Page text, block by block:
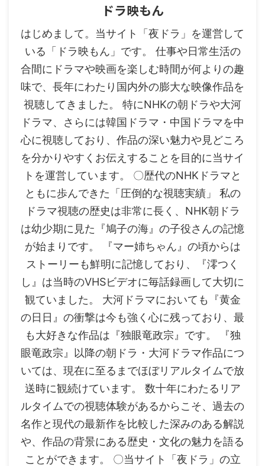
ドラ映もん
はじめまして。当サイト「夜ドラ」を運営して
いる「ドラ映もん」です。 仕事や日常生活の
合間にドラマや映画を楽しむ時間が何よりの趣
味で、長年にわたり国内外の膨大な映像作品を
視聴してきました。 特にNHKの朝ドラや大河
ドラマ、さらには韓国ドラマ・中国ドラマを中
心に視聴しており、作品の深い魅力や見どころ
を分かりやすくお伝えすることを目的に当サイ
トを運営しています。 〇歴代のNHKドラマと
ともに歩んできた「圧倒的な視聴実績」 私の
ドラマ視聴の歴史は非常に長く、NHK朝ドラ
は幼少期に見た『鳩子の海』の子役さんの記憶
が始まりです。 『マー姉ちゃん』の頃からは
ストーリーも鮮明に記憶しており、『澪つく
し』は当時のVHSビデオに毎話録画して大切に
観ていました。 大河ドラマにおいても『黄金
の日日』の衝撃は今も強く心に残っており、最
も大好きな作品は『独眼竜政宗』です。 『独
眼竜政宗』以降の朝ドラ・大河ドラマ作品につ
いては、現在に至るまでほぼリアルタイムで放
送時に観続けています。 数十年にわたるリア
ルタイムでの視聴体験があるからこそ、過去の
名作と現代の最新作を比較した深みのある解説
や、作品の背景にある歴史・文化の魅力を語る
ことができます。 〇当サイト「夜ドラ」の立